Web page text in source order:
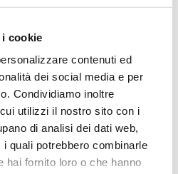
cookie
contenuti ed
dei social media e per
Condividiamo inoltre
utilizzi il nostro sito con i
di analisi dei dati web,
quali potrebbero combinarle
hai fornito loro o che hanno
in servizio civile nel
di Capodarco